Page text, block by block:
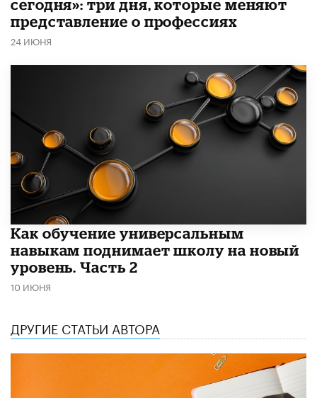
сегодня»: три дня, которые меняют
представление о профессиях
24 ИЮНЯ
​Как обучение универсальным
навыкам поднимает школу на новый
уровень. Часть 2
10 ИЮНЯ
ДРУГИЕ СТАТЬИ АВТОРА